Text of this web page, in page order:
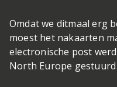
Omdat we ditmaal erg
moest het nakaarten
electronische post
North Europe